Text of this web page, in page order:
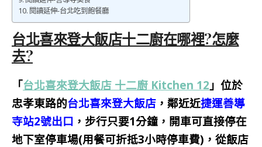
閱讀延伸-台北吃到飽餐廳
台北喜來登大飯店十二廚在哪裡?怎麼
去?
「台北喜來登大飯店 十二廚 Kitchen 12 」位於
忠孝東路的台北喜來登大飯店 ，鄰近近捷運善導
寺站2號出口 ，步行只要1分鐘，開車可直接停在
地下室停車場(用餐可折抵3小時停車費)，從飯店